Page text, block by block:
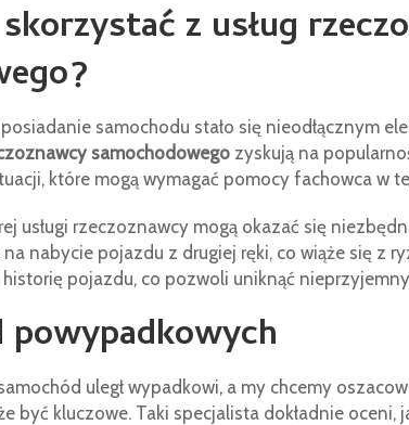
z usług
samochodu stało się nieodłącznym
samochodowego zyskują na
które mogą wymagać pomocy fachowca w
usługi rzeczoznawcy mogą okazać się
nabycie pojazdu z drugiej ręki, co wiąże się z
pojazdu, co pozwoli uniknąć
powypadkowych
uległ wypadkowi, a my chcemy
być kluczowe. Taki specjalista dokładnie oceni,